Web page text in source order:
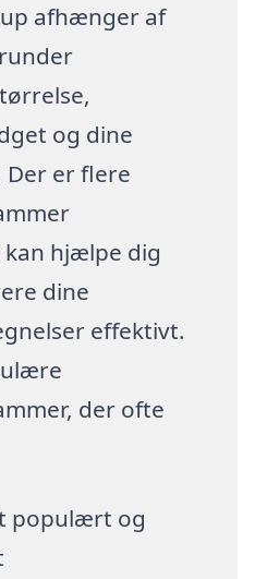
afhænger af
og dine
Der er flere
hjælpe dig
dine
effektivt.
der ofte
populært og